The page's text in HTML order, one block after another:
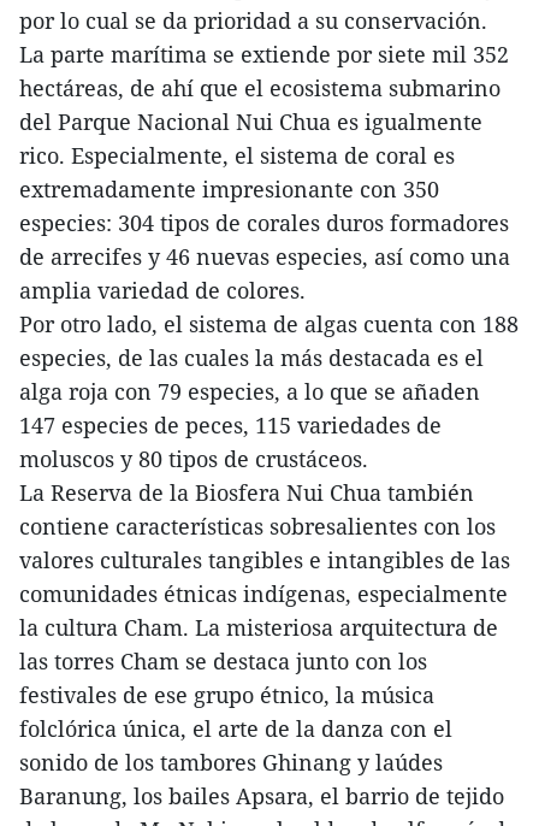
por lo cual se da prioridad a su conservación.
La parte marítima se extiende por siete mil 352
hectáreas, de ahí que el ecosistema submarino
del Parque Nacional Nui Chua es igualmente
rico. Especialmente, el sistema de coral es
extremadamente impresionante con 350
especies: 304 tipos de corales duros formadores
de arrecifes y 46 nuevas especies, así como una
amplia variedad de colores.
Por otro lado, el sistema de algas cuenta con 188
especies, de las cuales la más destacada es el
alga roja con 79 especies, a lo que se añaden
147 especies de peces, 115 variedades de
moluscos y 80 tipos de crustáceos.
La Reserva de la Biosfera Nui Chua también
contiene características sobresalientes con los
valores culturales tangibles e intangibles de las
comunidades étnicas indígenas, especialmente
la cultura Cham. La misteriosa arquitectura de
las torres Cham se destaca junto con los
festivales de ese grupo étnico, la música
folclórica única, el arte de la danza con el
sonido de los tambores Ghinang y laúdes
Baranung, los bailes Apsara, el barrio de tejido